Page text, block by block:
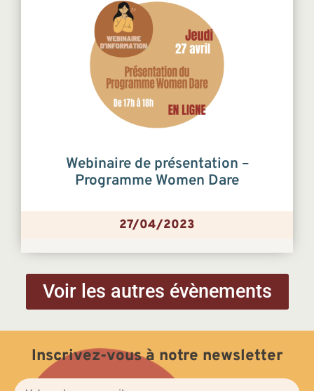
Webinaire de présentation –
Programme Women Dare
27/04/2023
Voir les autres évènements
Inscrivez-vous à notre newsletter